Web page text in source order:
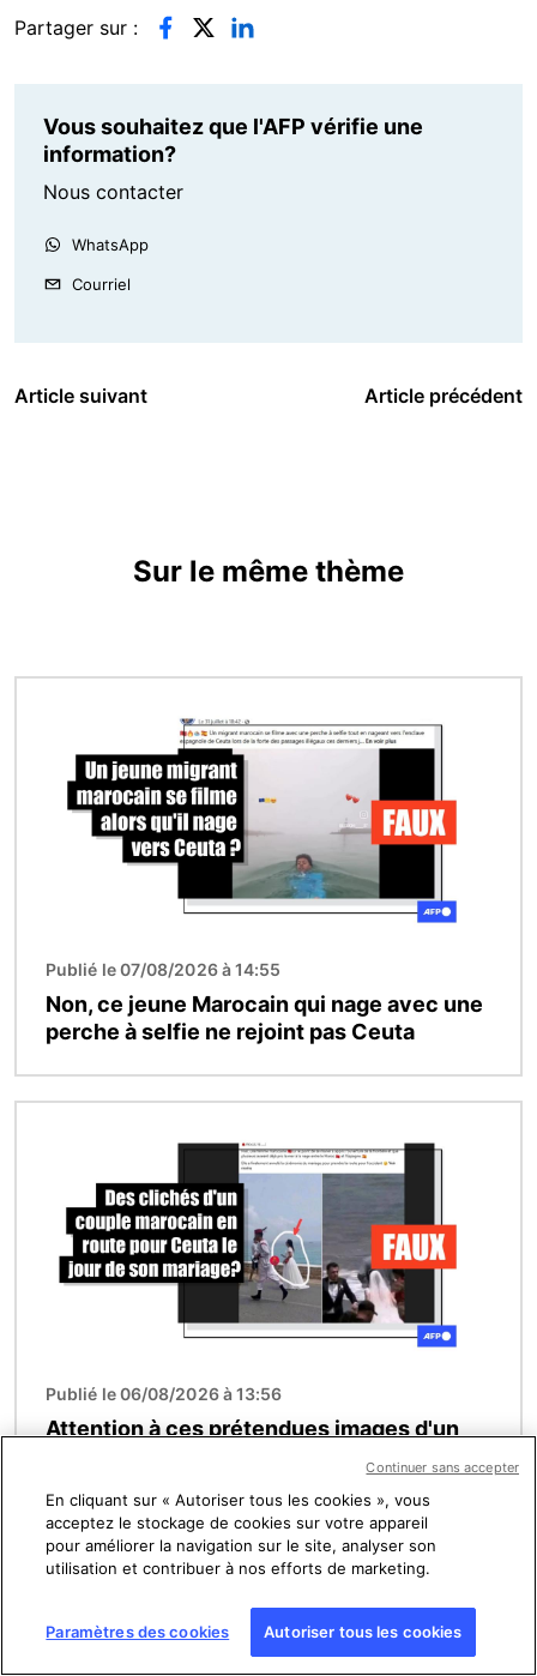
Partager sur :
Vous souhaitez que l'AFP vérifie une
information?
Nous contacter
WhatsApp
Courriel
Article suivant Article précédent
Sur le même thème
Publié le 07/08/2026 à 14:55
Non, ce jeune Marocain qui nage avec une
perche à selfie ne rejoint pas Ceuta
Publié le 06/08/2026 à 13:56
Attention à ces prétendues images d'un
Image
En cliquant sur « Autoriser tous les cookies », vous
acceptez le stockage de cookies sur votre appareil
pour améliorer la navigation sur le site, analyser son
utilisation et contribuer à nos efforts de marketing.
Paramètres des cookies Autoriser tous les cookies
Continuer sans accepter